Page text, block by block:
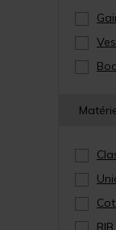
RIB